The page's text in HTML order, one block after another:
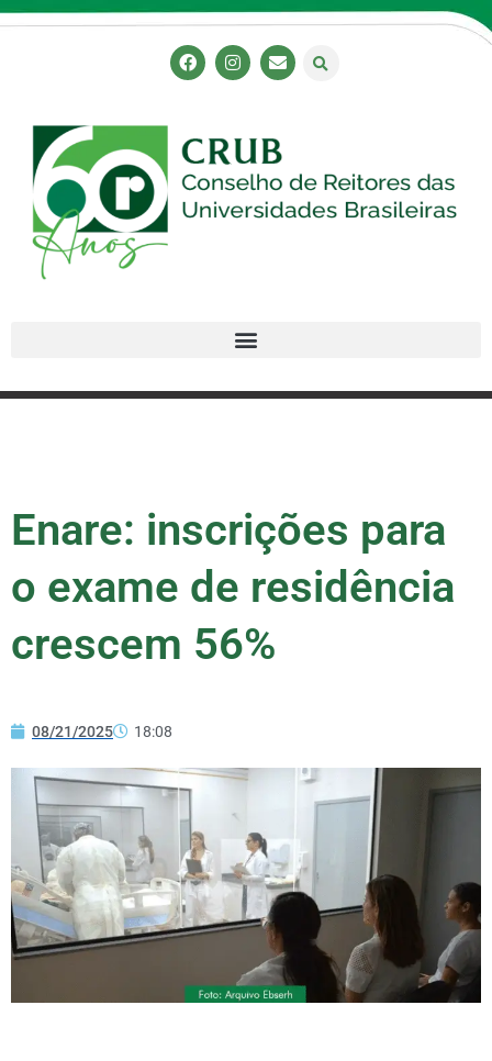
Enare: inscrições para
o exame de residência
crescem 56%
08/21/2025 18:08